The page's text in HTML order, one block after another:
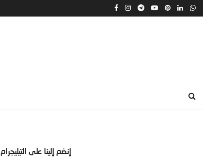
إنضم إلينا على التيليجرام